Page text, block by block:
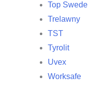
Top Swede
Trelawny
TST
Tyrolit
Uvex
Worksafe